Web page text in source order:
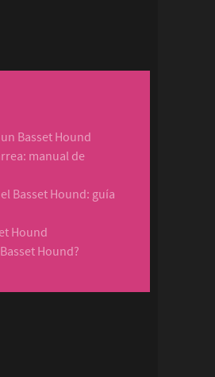
Basset Hound
manual de
Basset Hound: guía
Hound
Hound?